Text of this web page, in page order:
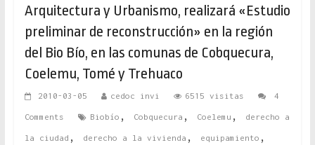
Arquitectura y Urbanismo, realizará «Estudio
preliminar de reconstrucción» en la región
del Bio Bío, en las comunas de Cobquecura,
Coelemu, Tomé y Trehuaco
2010-03-05 cedoc invi 6515 visitas 4
Comments Biobío , Cobquecura , Coelemu , derecho a
la ciudad , derecho a la vivienda , equipamiento ,